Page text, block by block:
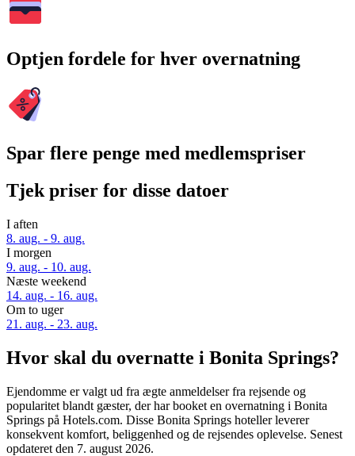
Optjen fordele for hver overnatning
Spar flere penge med medlemspriser
Tjek priser for disse datoer
I aften
8. aug. - 9. aug.
I morgen
9. aug. - 10. aug.
Næste weekend
14. aug. - 16. aug.
Om to uger
21. aug. - 23. aug.
Hvor skal du overnatte i Bonita Springs?
Ejendomme er valgt ud fra ægte anmeldelser fra rejsende og
popularitet blandt gæster, der har booket en overnatning i Bonita
Springs på Hotels.com. Disse Bonita Springs hoteller leverer
konsekvent komfort, beliggenhed og de rejsendes oplevelse. Senest
opdateret den 7. august 2026.